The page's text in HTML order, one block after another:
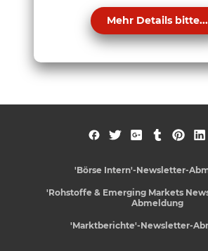
Mehr Details bitte...
'Börse Intern'-Newsletter-
'Rohstoffe & Emerging Markets
Abmeldung
'Marktberichte'-Newsletter-